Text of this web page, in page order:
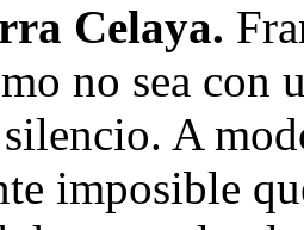
Celaya.
no sea con
silencio. A
imposible